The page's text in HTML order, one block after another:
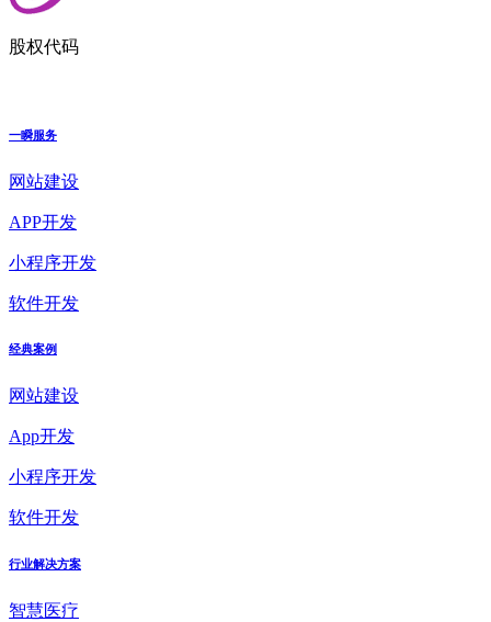
股权代码
一瞬服务
网站建设
APP开发
小程序开发
软件开发
经典案例
网站建设
App开发
小程序开发
软件开发
行业解决方案
智慧医疗